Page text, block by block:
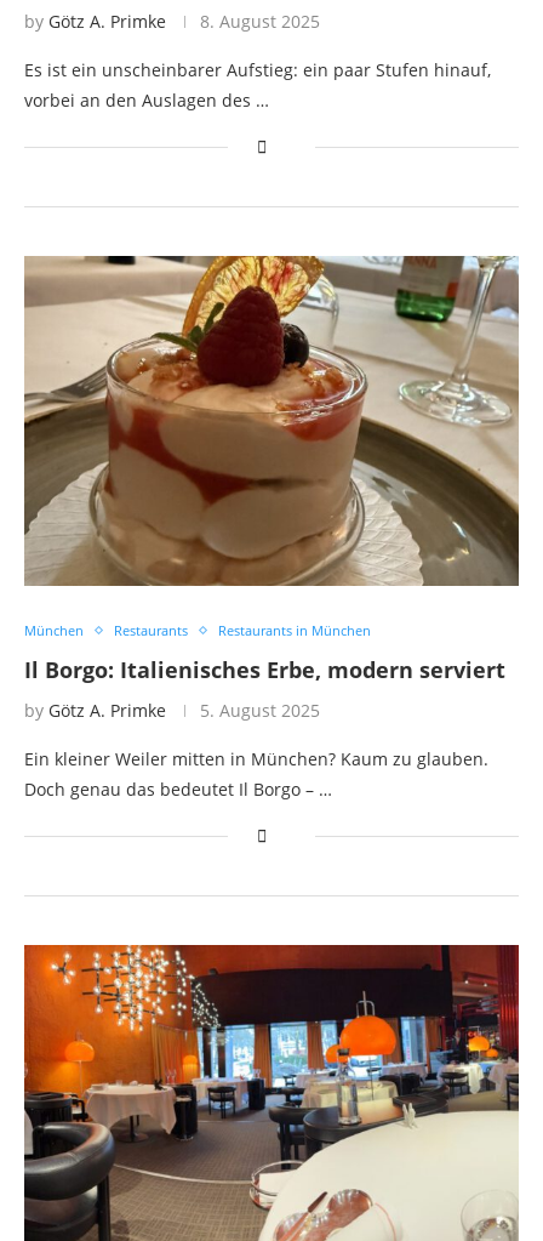
by Götz A. Primke 8. August 2025
Es ist ein unscheinbarer Aufstieg: ein paar Stufen hinauf,
vorbei an den Auslagen des …
München Restaurants Restaurants in München
Il Borgo: Italienisches Erbe, modern serviert
by Götz A. Primke 5. August 2025
Ein kleiner Weiler mitten in München? Kaum zu glauben.
Doch genau das bedeutet Il Borgo – …